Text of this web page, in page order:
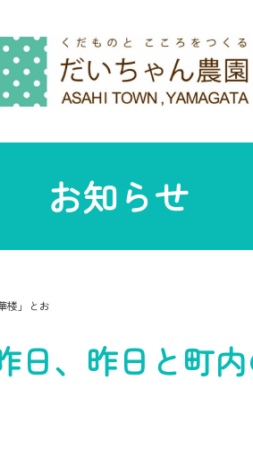
お知らせ
楼」とお
日、昨日と町